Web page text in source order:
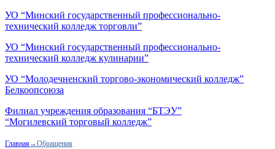
УО “Минский государственный профессионально-
технический колледж торговли”
УО “Минский государственный профессионально-
технический колледж кулинарии”
УО “Молодечненский торгово-экономический колледж”
Белкоопсоюза
Филиал учреждения образования “БТЭУ”
“Могилевский торговый колледж”
Главная→Обращения